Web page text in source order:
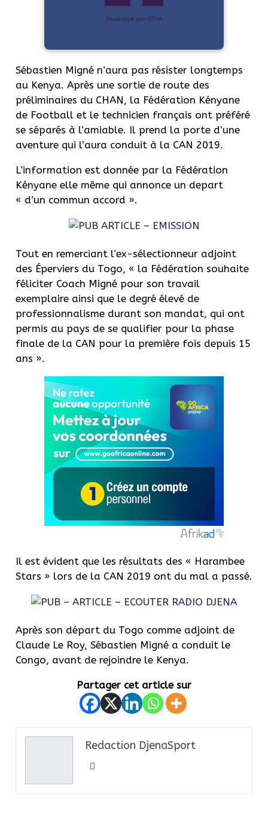
Développé par OTIYA
Sébastien Migné n’aura pas résister longtemps
au Kenya. Après une sortie de route des
préliminaires du CHAN, la Fédération Kényane
de Football et le technicien français ont préféré
se séparés à l’amiable. Il prend la porte d’une
aventure qui l’aura conduit à la CAN 2019.
L’information est donnée par la Fédération
Kényane elle même qui annonce un depart
« d’un commun accord ».
Tout en remerciant l’ex-sélectionneur adjoint
des Éperviers du Togo, « la Fédération souhaite
féliciter Coach Migné pour son travail
exemplaire ainsi que le degré élevé de
professionnalisme durant son mandat, qui ont
permis au pays de se qualifier pour la phase
finale de la CAN pour la première fois depuis 15
ans ».
Il est évident que les résultats des « Harambee
Stars » lors de la CAN 2019 ont du mal a passé.
Après son départ du Togo comme adjoint de
Claude Le Roy, Sébastien Migné a conduit le
Congo, avant de rejoindre le Kenya.
Partager cet article sur
Redaction DjenaSport